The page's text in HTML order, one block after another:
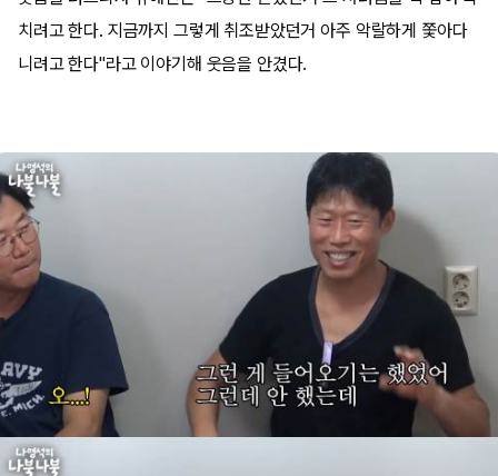
치려고 한다. 지금까지 그렇게 취조받았던거 아주 악랄하게 쫓아다
니려고 한다"라고 이야기해 웃음을 안겼다.